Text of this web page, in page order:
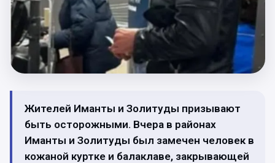
Жителей Иманты и Золитуды призывают
быть осторожными. Вчера в районах
Иманты и Золитуды был замечен человек в
кожаной куртке и балаклаве, закрывающей